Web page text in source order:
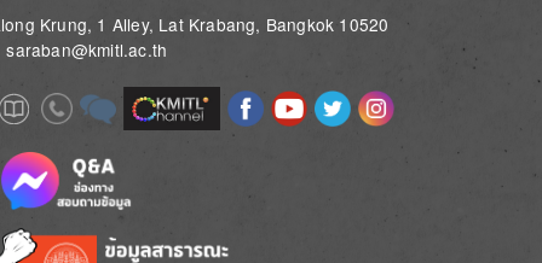
Krung, 1 Alley, Lat Krabang, Bangkok 10520
saraban@kmitl.ac.th
ImageImage Image ImageImageImageImage